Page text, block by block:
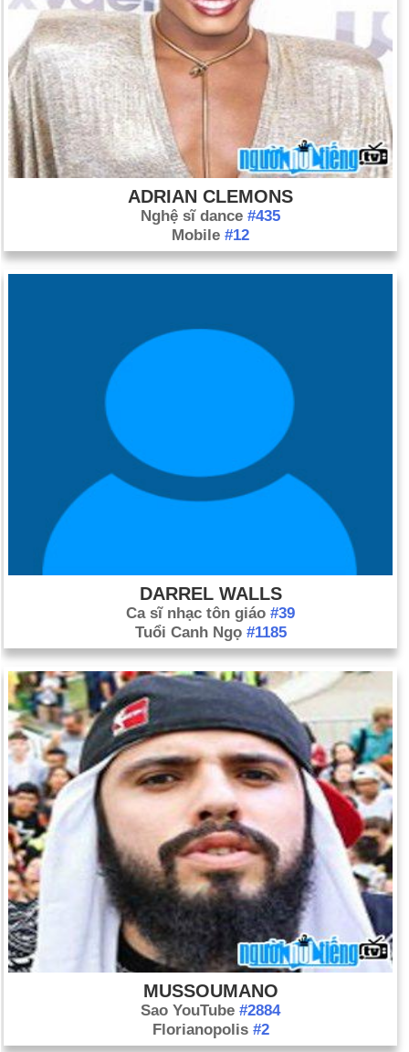
ADRIAN CLEMONS
Nghệ sĩ dance #435
Mobile #12
DARREL WALLS
Ca sĩ nhạc tôn giáo #39
Tuổi Canh Ngọ #1185
MUSSOUMANO
Sao YouTube #2884
Florianopolis #2